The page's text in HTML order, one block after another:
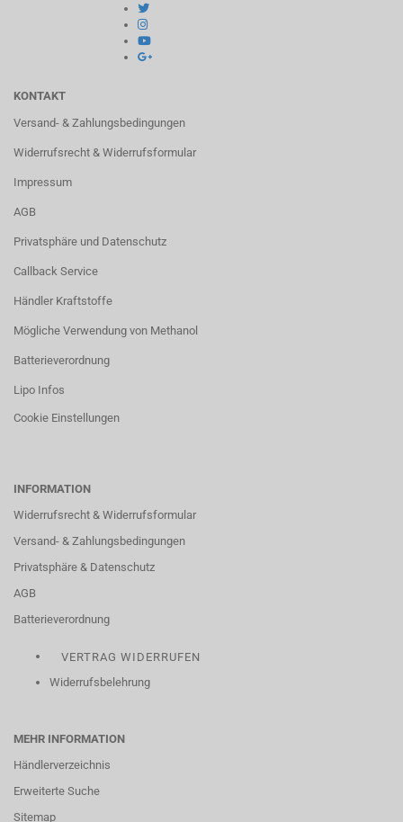
KONTAKT
Versand- & Zahlungsbedingungen
Widerrufsrecht & Widerrufsformular
Impressum
AGB
Privatsphäre und Datenschutz
Callback Service
Händler Kraftstoffe
Mögliche Verwendung von Methanol
Batterieverordnung
Lipo Infos
Cookie Einstellungen
INFORMATION
Widerrufsrecht & Widerrufsformular
Versand- & Zahlungsbedingungen
Privatsphäre & Datenschutz
AGB
Batterieverordnung
VERTRAG WIDERRUFEN
Widerrufsbelehrung
MEHR INFORMATION
Händlerverzeichnis
Erweiterte Suche
Sitemap